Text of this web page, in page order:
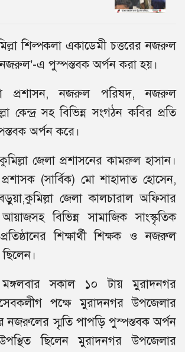
শিল্পকলা একাডেমী চত্তরের নজরুল
নজরুল’-এ পুস্পস্তবক অর্পন করা হয়।
প্রশাসন, নজরুল পরিষদ, নজরুল
কেন্দ্র সহ বিভিন্ন সংগঠন কবির প্রতি
অর্পন করে।
জেলা প্রশাসনের কামরুল হাসান।
(সার্বিক) মো শাহাদাত হোসেন,
জেলা কালচারাল অফিসার
বিভিন্ন সামাজিক সাংস্কৃতিক
শিক্ষার্থী শিক্ষক ও নজরুল
মঙ্গলবার সকাল ১০ টায় মুরাদনগর
পক্ষে মুরাদনগর উপজেলার
নজরুলের স্মৃতি পাপড়ি পুস্পস্তবক অর্পন
ছিলেন মুরাদনগর উপজেলার